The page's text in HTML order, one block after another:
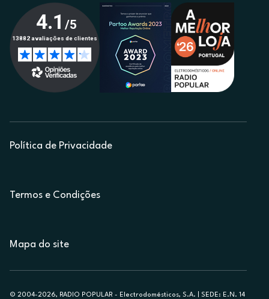
Política de Privacidade
Termos e Condições
Mapa do site
© 2004-2026, RADIO POPULAR - Electrodomésticos, S.A. | SEDE: E.N. 14